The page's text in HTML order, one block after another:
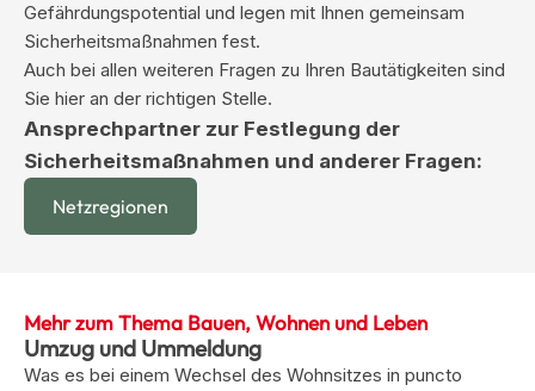
Gefährdungspotential und legen mit Ihnen gemeinsam
Sicherheitsmaßnahmen fest.
Auch bei allen weiteren Fragen zu Ihren Bautätigkeiten sind
Sie hier an der richtigen Stelle.
Ansprechpartner zur Festlegung der
Sicherheitsmaßnahmen und anderer Fragen:
Netzregionen
Mehr zum Thema Bauen, Wohnen und Leben
Umzug und Ummeldung
Was es bei einem Wechsel des Wohnsitzes in puncto